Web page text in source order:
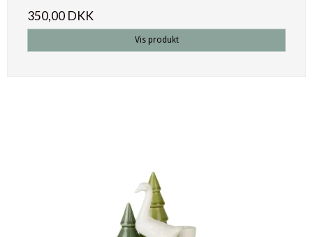
350,00 DKK
Vis produkt